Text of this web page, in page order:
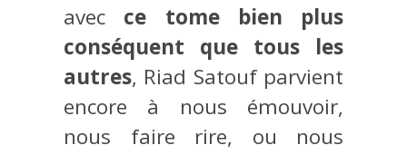
avec ce tome bien plus
conséquent que tous les
autres, Riad Satouf parvient
encore à nous émouvoir,
nous faire rire, ou nous